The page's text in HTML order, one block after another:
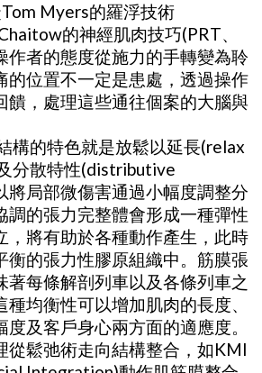
Myers的羅浮技術
的神經肌肉技巧(PRT、
者的態度從施力的手轉變為聆
的位置不一定是患處，透過操作
饋，處理這些通往個案的大腦與
構的特色就是放鬆以延長(relax
分散特性(distributive
將局部微傷害通過小幅度調整分
調的張力完整體會形成一種彈性
，將有助於各種動作產生，此時
衡的張力性膠原組織中。筋膜張
著每條解剖列車以及各條列車之
均衡性可以增加肌肉的長度、
及客戶身心兩方面的適應度。
從鬆弛術走向結構整合，如KMI